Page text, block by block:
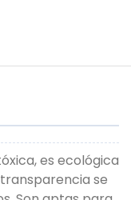
es ecológica
se